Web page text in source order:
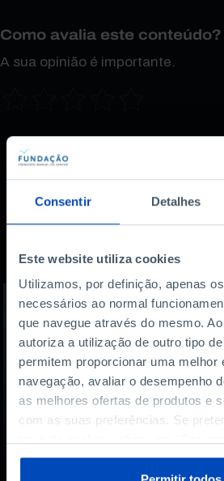
Consentir Detalhes
Este website utiliza cookies
Utilizamos, por definição, apenas
necessários ao normal
que navegue através do mesmo.
autoriza a utilização de outro tipo
permitem proporcionar uma melhor
navegação, avaliar o desempenho
as melhores ofertas de produtos e
com as suas preferências. Se
sobre cookies através da gestão
Como avalia este conteúdo?
A sua opinião é importante.
Também lhe pode
interessar